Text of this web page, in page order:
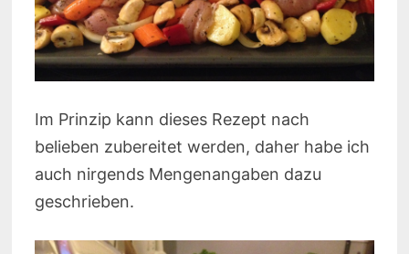
Im Prinzip kann dieses Rezept nach
belieben zubereitet werden, daher habe ich
auch nirgends Mengenangaben dazu
geschrieben.